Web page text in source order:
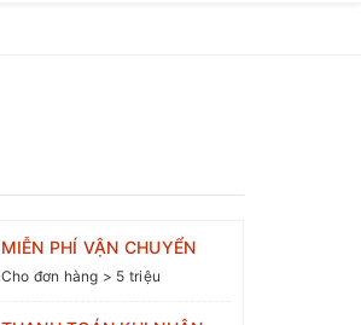
MIỄN PHÍ VẬN CHUYỂN
Cho đơn hàng > 5 triệu